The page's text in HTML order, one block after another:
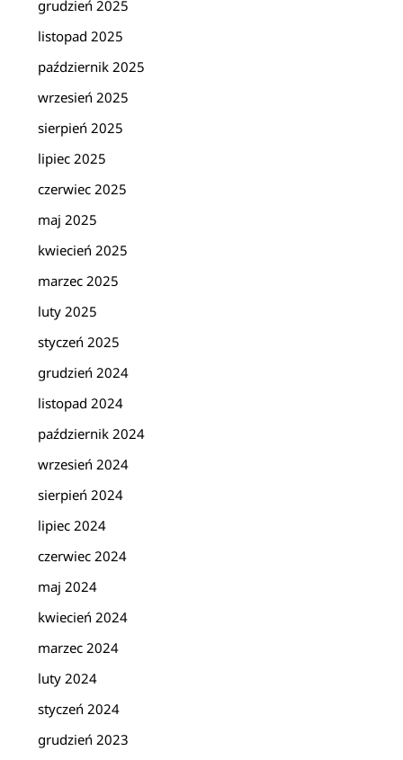
grudzień 2025
listopad 2025
październik 2025
wrzesień 2025
sierpień 2025
lipiec 2025
czerwiec 2025
maj 2025
kwiecień 2025
marzec 2025
luty 2025
styczeń 2025
grudzień 2024
listopad 2024
październik 2024
wrzesień 2024
sierpień 2024
lipiec 2024
czerwiec 2024
maj 2024
kwiecień 2024
marzec 2024
luty 2024
styczeń 2024
grudzień 2023